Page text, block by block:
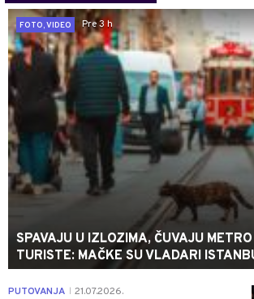
FOTO, VIDEO
Pre 3 h
SPAVAJU U IZLOZIMA, ČUVAJU
TURISTE: MAČKE SU VLADARI
PUTOVANJA 21.07.2026.